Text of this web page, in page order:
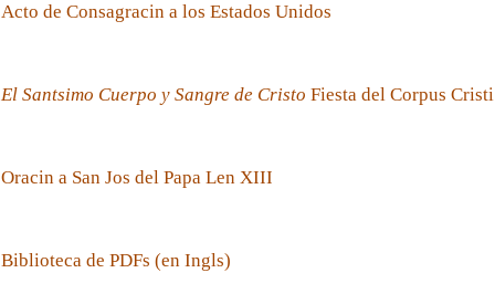
Acto de Consagracin a los Estados Unidos
El Santsimo Cuerpo y Sangre de Cristo Fiesta del Corpus Cristi
Oracin a San Jos del Papa Len XIII
Biblioteca de PDFs (en Ingls)